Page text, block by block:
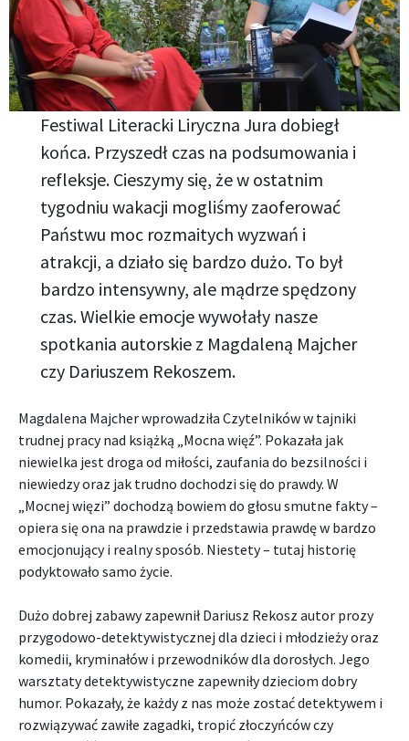
Festiwal Literacki Liryczna Jura dobiegł
końca. Przyszedł czas na podsumowania i
refleksje. Cieszymy się, że w ostatnim
tygodniu wakacji mogliśmy zaoferować
Państwu moc rozmaitych wyzwań i
atrakcji, a działo się bardzo dużo. To był
bardzo intensywny, ale mądrze spędzony
czas. Wielkie emocje wywołały nasze
spotkania autorskie z Magdaleną Majcher
czy Dariuszem Rekoszem.
Magdalena Majcher wprowadziła Czytelników w tajniki
trudnej pracy nad książką „Mocna więź”. Pokazała jak
niewielka jest droga od miłości, zaufania do bezsilności i
niewiedzy oraz jak trudno dochodzi się do prawdy. W
„Mocnej więzi” dochodzą bowiem do głosu smutne fakty –
opiera się ona na prawdzie i przedstawia prawdę w bardzo
emocjonujący i realny sposób. Niestety – tutaj historię
podyktowało samo życie.
Dużo dobrej zabawy zapewnił Dariusz Rekosz autor prozy
przygodowo-detektywistycznej dla dzieci i młodzieży oraz
komedii, kryminałów i przewodników dla dorosłych. Jego
warsztaty detektywistyczne zapewniły dzieciom dobry
humor. Pokazały, że każdy z nas może zostać detektywem i
rozwiązywać zawiłe zagadki, tropić złoczyńców czy